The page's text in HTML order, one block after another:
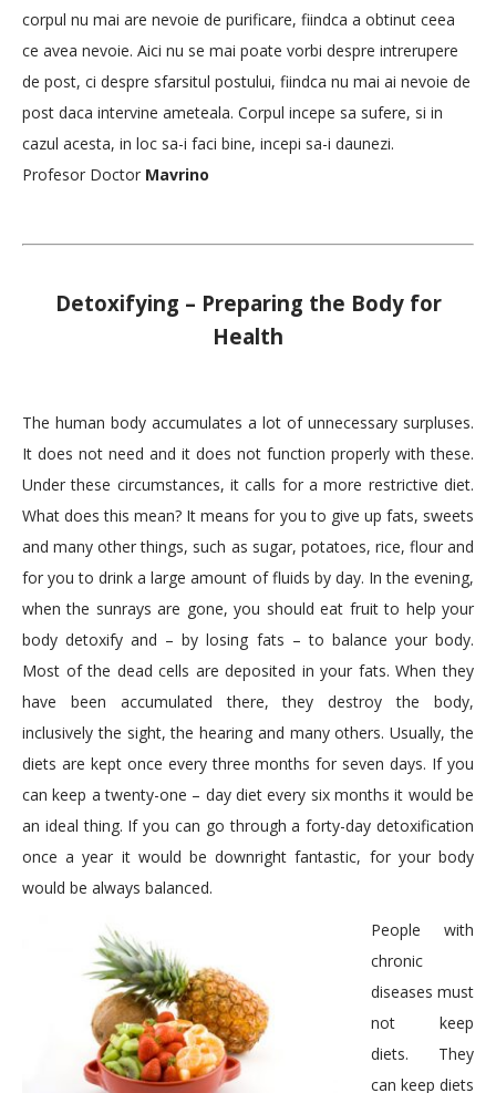
corpul nu mai are nevoie de purificare, fiindca a obtinut ceea
ce avea nevoie. Aici nu se mai poate vorbi despre intrerupere
de post, ci despre sfarsitul postului, fiindca nu mai ai nevoie de
post daca intervine ameteala. Corpul incepe sa sufere, si in
cazul acesta, in loc sa-i faci bine, incepi sa-i daunezi.
Profesor Doctor Mavrino
Detoxifying – Preparing the Body for
Health
The human body accumulates a lot of unnecessary surpluses.
It does not need and it does not function properly with these.
Under these circumstances, it calls for a more restrictive diet.
What does this mean? It means for you to give up fats, sweets
and many other things, such as sugar, potatoes, rice, flour and
for you to drink a large amount of fluids by day. In the evening,
when the sunrays are gone, you should eat fruit to help your
body detoxify and – by losing fats – to balance your body.
Most of the dead cells are deposited in your fats. When they
have been accumulated there, they destroy the body,
inclusively the sight, the hearing and many others. Usually, the
diets are kept once every three months for seven days. If you
can keep a twenty-one – day diet every six months it would be
an ideal thing. If you can go through a forty-day detoxification
once a year it would be downright fantastic, for your body
would be always balanced.
People with
chronic
diseases must
not keep
diets. They
can keep diets